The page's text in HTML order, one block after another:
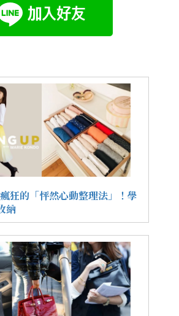
狂的「怦然心動整理法」！學
納